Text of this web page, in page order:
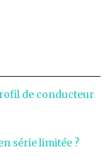
de conducteur
série limitée ?